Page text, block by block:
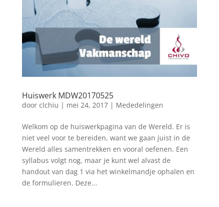
Huiswerk MDW20170525
door clchiu | mei 24, 2017| Mededelingen
Welkom op de huiswerkpagina van de Wereld. Er is
niet veel voor te bereiden, want we gaan juist in de
Wereld alles samentrekken en vooral oefenen. Een
syllabus volgt nog, maar je kunt wel alvast de
handout van dag 1 via het winkelmandje ophalen en
de formulieren. Deze...